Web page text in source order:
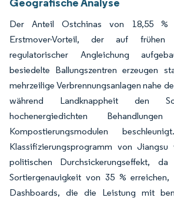
Der Anteil Ostchinas von 18,55 %
Erstmover-Vorteil, der auf frühen
regulatorischer Angleichung
besiedelte Ballungszentren erzeugen
mehrzeilige Verbrennungsanlagen nahe
während Landknappheit den
hochenergiedichten
Kompostierungsmodulen
Klassifizierungsprogramm von Jiangsu
politischen Durchsickerungseffekt,
Sortiergenauigkeit von 35 %
Dashboards, die die Leistung mit